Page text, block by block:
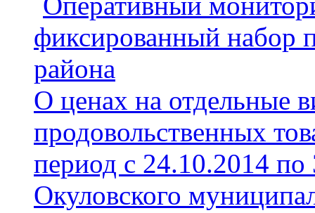
фиксированный набор
района
О ценах на отдельные
продовольственных
период с 24.10.2014
Окуловского